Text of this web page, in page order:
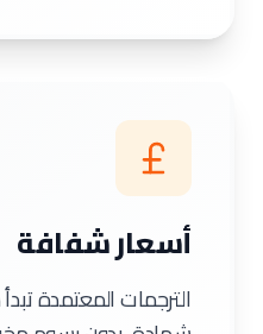
أسعار شفافة